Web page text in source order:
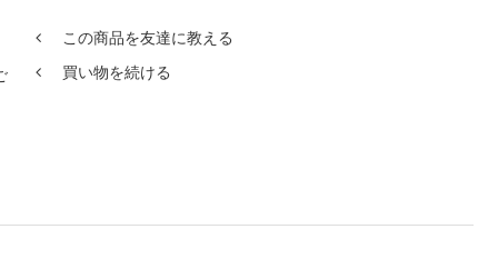
この商品を友達に教える
買い物を続ける